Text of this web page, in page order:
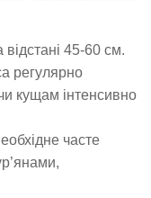
відстані 45-60 см.
регулярно
кущам інтенсивно
часте